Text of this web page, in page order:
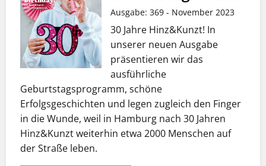
Ausgabe: 369 - November 2023
30 Jahre Hinz&Kunzt! In
unserer neuen Ausgabe
präsentieren wir das
ausführliche
Geburtstagsprogramm, schöne
Erfolgsgeschichten und legen zugleich den Finger
in die Wunde, weil in Hamburg nach 30 Jahren
Hinz&Kunzt weiterhin etwa 2000 Menschen auf
der Straße leben.